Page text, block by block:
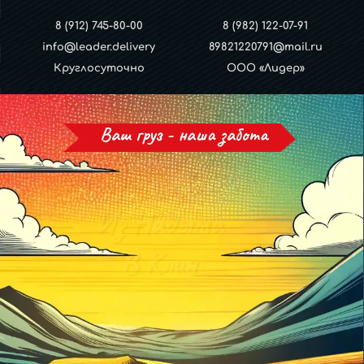
8 (912) 745-80-00 8 (982) 122-07-91
info@leader.delivery
89821220791@mail.ru
Круглосуточно
ООО «Лидер»
Ваш груз - наша забота
Грузоперевозки
Из Надыма
В Клин
И обратно!